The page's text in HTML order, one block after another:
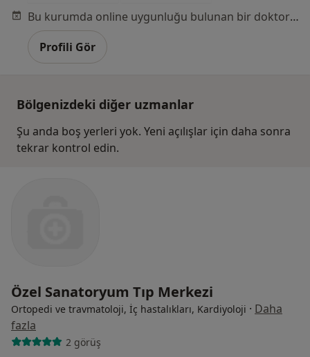
Bu kurumda online uygunluğu bulunan bir doktor veya uzman bulunamadı
Profili Gör
Bölgenizdeki diğer uzmanlar
Şu anda boş yerleri yok. Yeni açılışlar için daha sonra
tekrar kontrol edin.
Özel Sanatoryum Tıp Merkezi
Ortopedi ve travmatoloji, İç hastalıkları, Kardiyoloji · Daha
fazla
2 görüş